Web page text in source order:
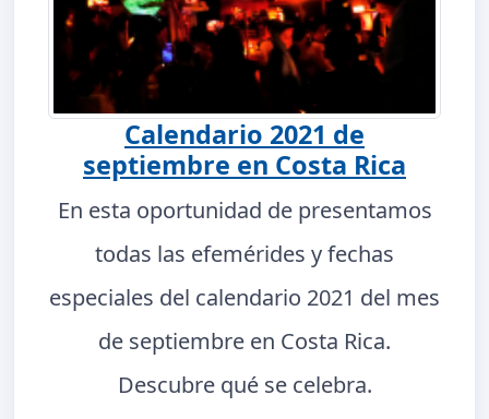
Calendario 2021 de
septiembre en Costa Rica
En esta oportunidad de presentamos
todas las efemérides y fechas
especiales del calendario 2021 del mes
de septiembre en Costa Rica.
Descubre qué se celebra.